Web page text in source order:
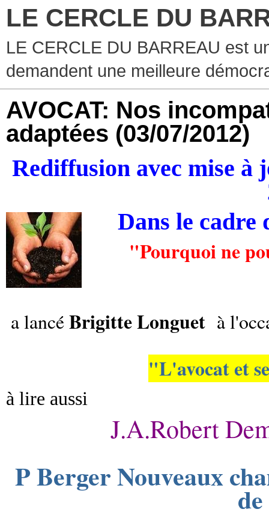
LE CERCLE DU
LE CERCLE DU BARREAU est
demandent une meilleure
AVOCAT: Nos
adaptées (03/07/2012)
Rediffusion avec mise à
Dans le cadre
"Pourquoi ne
a lancéBrigitte Longuetà
"L'avocat et
à lire aussi
J.A.Robert
P Berger Nouveaux